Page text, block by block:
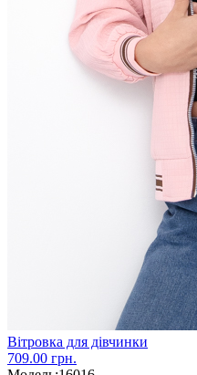
Вітровка для дівчинки
709.00 грн.